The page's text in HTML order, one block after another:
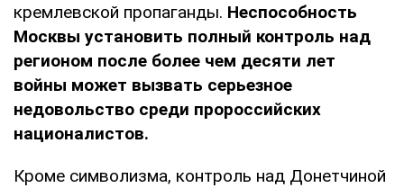
кремлевской пропаганды. Неспособность
Москвы установить полный контроль над
регионом после более чем десяти лет
войны может вызвать серьезное
недовольство среди пророссийских
националистов.
Кроме символизма, контроль над Донетчиной